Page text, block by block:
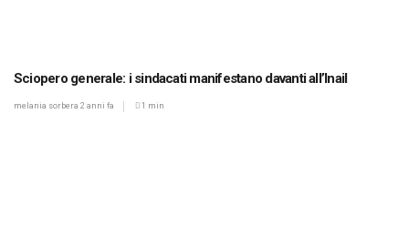
Sciopero generale: i sindacati manifestano davanti all’Inail
melania sorbera 2 anni fa 1 min